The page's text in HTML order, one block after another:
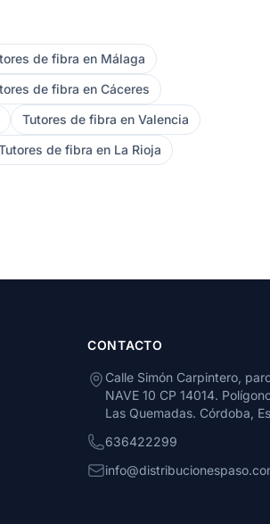
de fibra en Málaga
de fibra en Cáceres
Tutores de fibra en Valencia
de fibra en La Rioja
CONTACTO
Calle Simón Carpintero,
NAVE 10 CP 14014.
Las Quemadas. Córdoba,
636422299